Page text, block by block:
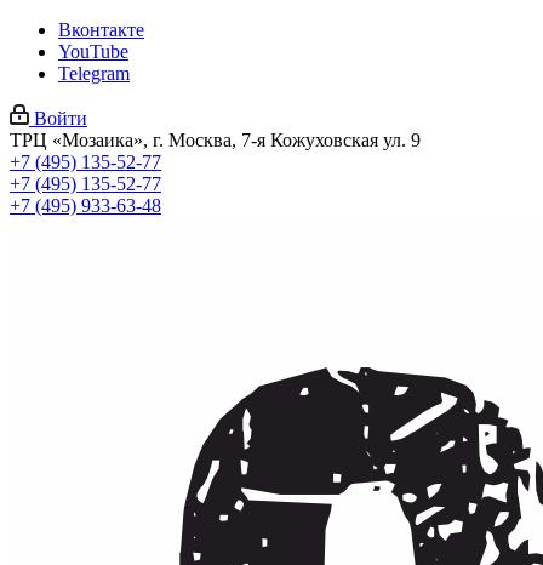
Вконтакте
YouTube
Telegram
Войти
ТРЦ «Мозаика», г. Москва, 7-я Кожуховская ул. 9
+7 (495) 135-52-77
+7 (495) 135-52-77
+7 (495) 933-63-48